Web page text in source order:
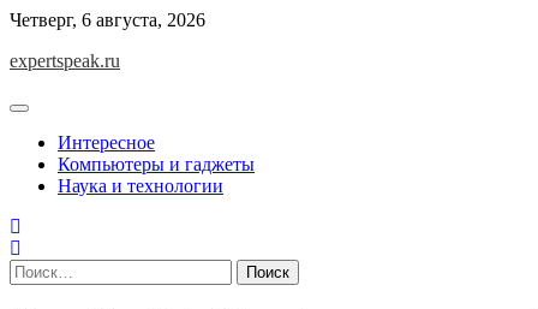
Skip
content
Четверг, 6 августа, 2026
expertspeak.ru
Интересное
Компьютеры и гаджеты
Наука и технологии
Найти: